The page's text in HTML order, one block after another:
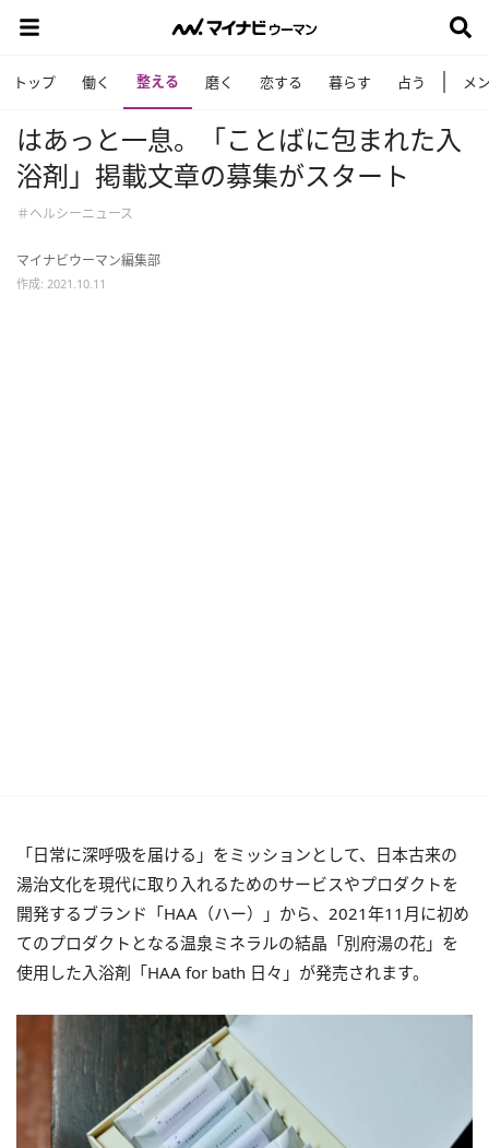
トップ 働く 整える 磨く 恋する 暮らす 占う メ
はあっと一息。「ことばに包まれた入
浴剤」掲載文章の募集がスタート
＃ヘルシーニュース
マイナビウーマン編集部
作成: 2021.10.11
「日常に深呼吸を届ける」をミッションとして、日本古来の
湯治文化を現代に取り入れるためのサービスやプロダクトを
開発するブランド「HAA（ハー）」から、2021年11月に初め
てのプロダクトとなる温泉ミネラルの結晶「別府湯の花」を
使用した入浴剤「HAA for bath 日々」が発売されます。